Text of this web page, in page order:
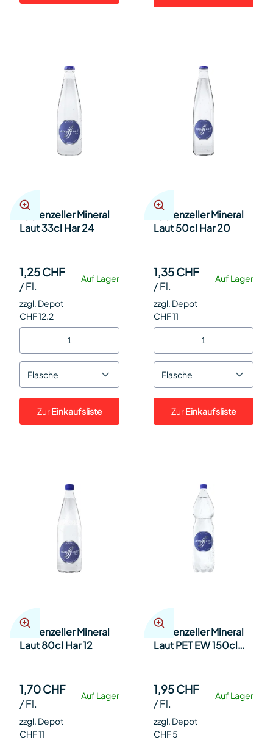
Appenzeller Mineral
Laut 33cl Har 24
Auf Lager
1,25 CHF
/Fl.
zzgl. Depot
CHF 12.2
Flasche
ZurEinkaufsliste
Appenzeller Mineral
Laut 50cl Har 20
Auf Lager
1,35 CHF
/Fl.
zzgl. Depot
CHF 11
Flasche
ZurEinkaufsliste
Appenzeller Mineral
Laut 80cl Har 12
Auf Lager
1,70 CHF
/Fl.
zzgl. Depot
CHF 11
Appenzeller Mineral
Laut PET EW 150cl
Auf Lager
1,95 CHF
/Fl.
zzgl. Depot
CHF 5